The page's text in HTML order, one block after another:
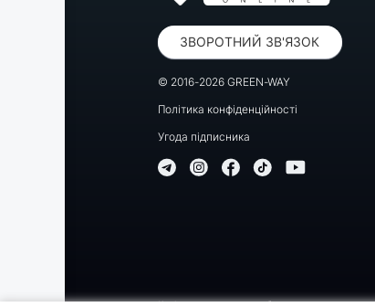
ЗВОРОТНИЙ ЗВ'ЯЗОК
© 2016-2026 GREEN-WAY
Політика конфіденційності
Угода підписника
Копіювання, передрук або використання